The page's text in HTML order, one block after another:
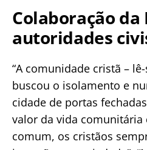
Colaboração da
autoridades
“A comunidade cristã –
buscou o isolamento e
cidade de portas
valor da vida comunitária
comum, os cristãos